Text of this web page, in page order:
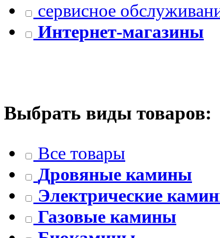
сервисное
Интернет-магазины
Выбрать виды товаров:
Все товары
Дровяные камины
Электрические
Газовые камины